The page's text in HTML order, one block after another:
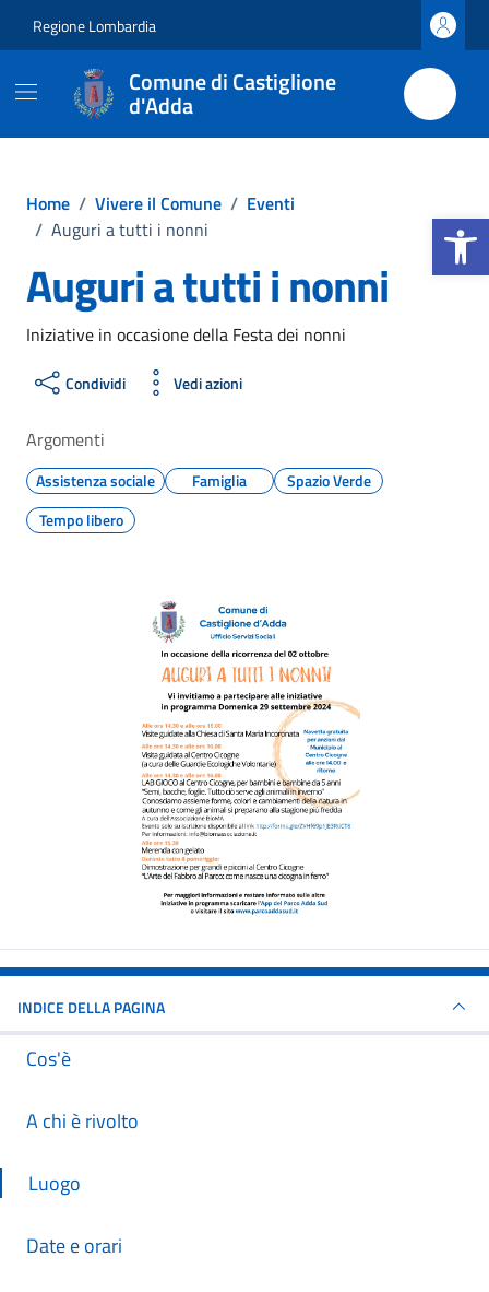
Apri la
Regione Lombardia
Comune di Castiglione
d'Adda
Home / Vivere il Comune / Eventi
/ Auguri a tutti i nonni
Auguri a tutti i nonni
Iniziative in occasione della Festa dei nonni
Condividi Vedi azioni
Argomenti
Assistenza sociale Famiglia
Spazio Verde
Tempo libero
INDICE DELLA PAGINA
Cos'è
A chi è rivolto
Luogo
Date e orari